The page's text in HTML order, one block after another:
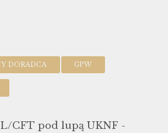
DORADCA GPW
pod lupą UKNF -